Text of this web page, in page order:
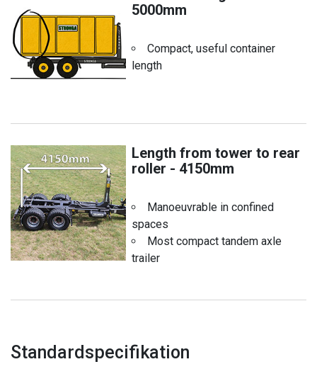
5000mm
Compact, useful container
length
Length from tower to rear
roller - 4150mm
Manoeuvrable in confined
spaces
Most compact tandem axle
trailer
Standardspecifikation